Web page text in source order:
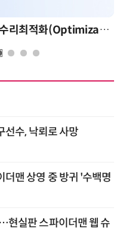
AI 시대의 의사결정을 바꾸는 수리최적화(Optimization): 실제 산업 적용 사례와 활용 전략
수, 낙뢰로 사망
맨 상영 중 방귀 '수백명
현실판 스파이더맨 웹 슈